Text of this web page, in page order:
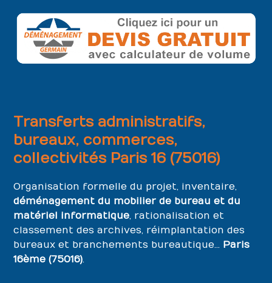
Transferts administratifs,
bureaux, commerces,
collectivités Paris 16 (75016)
Organisation formelle du projet, inventaire,
déménagement du mobilier de bureau et du
matériel informatique, rationalisation et
classement des archives, réimplantation des
bureaux et branchements bureautique… Paris
16ème (75016).